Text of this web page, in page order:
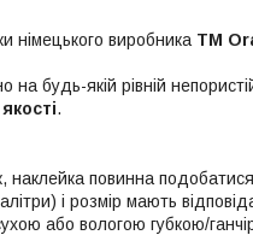
німецького виробника ТМ
будь-якій рівній
.
наклейка повинна
і розмір мають
або вологою губкою/